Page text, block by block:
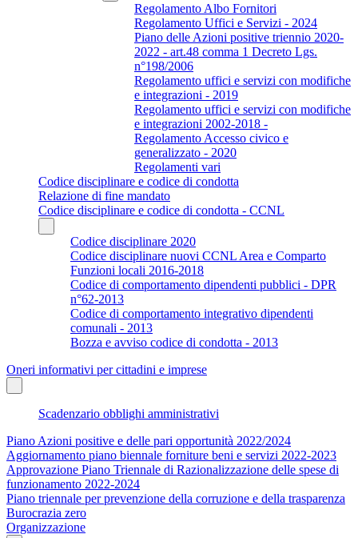
Regolamento Albo Fornitori
Regolamento Uffici e Servizi - 2024
Piano delle Azioni positive triennio 2020-
2022 - art.48 comma 1 Decreto Lgs.
n°198/2006
Regolamento uffici e servizi con modifiche
e integrazioni - 2019
Regolamento uffici e servizi con modifiche
e integrazioni 2002-2018 -
Regolamento Accesso civico e
generalizzato - 2020
Regolamenti vari
Codice disciplinare e codice di condotta
Relazione di fine mandato
Codice disciplinare e codice di condotta - CCNL
Codice disciplinare 2020
Codice disciplinare nuovi CCNL Area e Comparto
Funzioni locali 2016-2018
Codice di comportamento dipendenti pubblici - DPR
n°62-2013
Codice di comportamento integrativo dipendenti
comunali - 2013
Bozza e avviso codice di condotta - 2013
Oneri informativi per cittadini e imprese
Scadenzario obblighi amministrativi
Piano Azioni positive e delle pari opportunità 2022/2024
Aggiornamento piano biennale forniture beni e servizi 2022-2023
Approvazione Piano Triennale di Razionalizzazione delle spese di
funzionamento 2022-2024
Piano triennale per prevenzione della corruzione e della trasparenza
Burocrazia zero
Organizzazione